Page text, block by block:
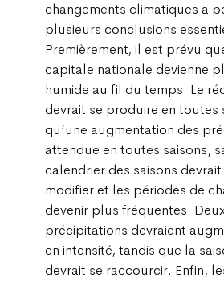
changements climatiques a
plusieurs conclusions
Premièrement, il est prévu
capitale nationale devienne
humide au fil du temps. Le
devrait se produire en toutes
qu’une augmentation des
attendue en toutes saisons,
calendrier des saisons
modifier et les périodes de
devenir plus fréquentes.
précipitations devraient
en intensité, tandis que la
devrait se raccourcir. Enfin,